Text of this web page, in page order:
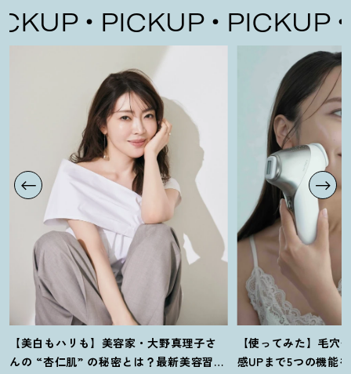
PICKUP PICKUP
【美白もハリも】美容家・大野真理子さ
んの “杏仁肌” の秘密とは ？ 最新美容習慣
【使ってみた】毛穴
感UPまで5つの機能